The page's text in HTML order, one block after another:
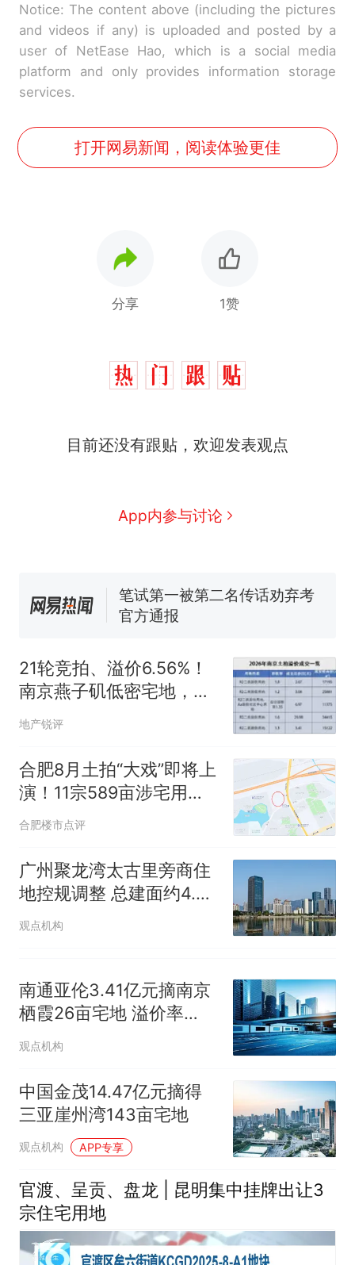
Notice: The content above (including the pictures
and videos if any) is uploaded and posted by a
user of NetEase Hao, which is a social media
platform and only provides information storage
services.
打开网易新闻，阅读体验更佳
分享 1赞
目前还没有跟贴，欢迎发表观点
App内参与讨论
因老师一句“跟我回家”改写了
人生
新
制裁瓜子饺子，美国怕什
号，仅凭视频评出？中国烹饪
140多朵
美国渔民钓获鲨鱼徒手将其拽
热 那个在床头放菜刀的女孩，
因老师一句“跟我回家”改写了
21轮竞拍、溢价6.56%！
南京燕子矶低密宅地，被
争抢
地产锐评
合肥8月土拍“大戏”即将上
演！11宗589亩涉宅用地
集中挂牌，释放了什么信
合肥楼市点评
广州聚龙湾太古里旁商住
地控规调整 总建面约4.5
万㎡
观点机构
南通亚伦3.41亿元摘南京
栖霞26亩宅地 溢价率
6.6%
观点机构
中国金茂14.47亿元摘得
三亚崖州湾143亩宅地
观点机构 APP专享
官渡、呈贡、盘龙 | 昆明集中挂牌出让3
宗住宅用地